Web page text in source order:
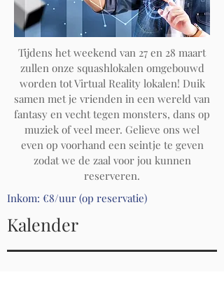
Tijdens het weekend van 27 en 28 maart
zullen onze squashlokalen omgebouwd
worden tot Virtual Reality lokalen! Duik
samen met je vrienden in een wereld van
fantasy en vecht tegen monsters, dans op
muziek of veel meer. Gelieve ons wel
even op voorhand een seintje te geven
zodat we de zaal voor jou kunnen
reserveren.
Inkom: €8/uur (op reservatie)
Kalender